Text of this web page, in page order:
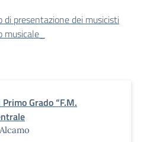
presentazione dei musicisti
Grado “F.M.